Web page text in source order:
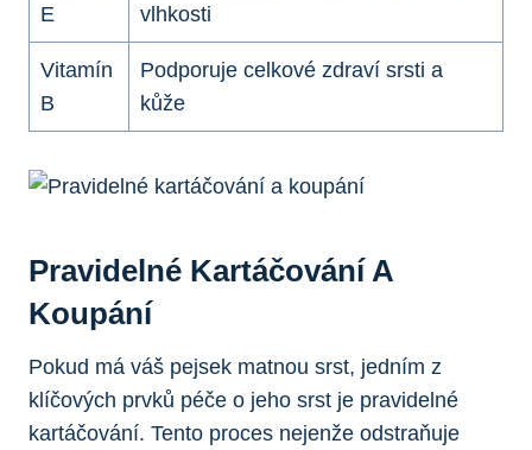
E
vlhkosti
Vitamín
⁣B
Podporuje celkové ‌zdraví srsti ​a​
kůže
Pravidelné Kartáčování A
Koupání
Pokud‌ má ⁤váš pejsek⁤ matnou srst, jedním z
klíčových prvků péče o jeho srst je pravidelné
kartáčování. Tento proces nejenže odstraňuje‍